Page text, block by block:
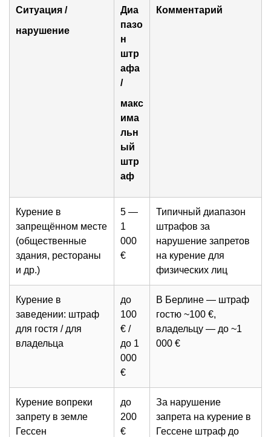
Ситуация /
нарушение
Диа
пазо
н
штр
афа
/
макс
има
льн
ый
штр
аф
Комментарий
Курение в
запрещённом месте
(общественные
здания, рестораны
и др.)
5 —
1
000
€
Типичный диапазон
штрафов за
нарушение запретов
на курение для
физических лиц
Курение в
заведении: штраф
для гостя / для
владельца
до
100
€ /
до 1
000
€
В Берлине — штраф
гостю ~100 €,
владельцу — до ~1
000 €
Курение вопреки
запрету в земле
Гессен
до
200
€
За нарушение
запрета на курение в
Гессене штраф до